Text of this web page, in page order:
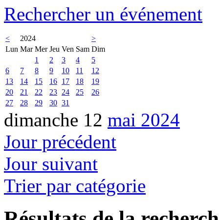
Rechercher un événement
< 2024
>
Lun Mar Mer Jeu Ven Sam Dim
1
2 3 4
5
6
7 8 9 10 11
12
13
14 15 16 17 18
19
20
21 22 23 24 25
26
27
28 29 30 31
dimanche 12 mai 2024
Jour précédent
Jour suivant
Trier par catégorie